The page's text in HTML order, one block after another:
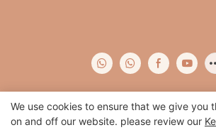
We use cookies to ensure that we give you
on and off our website. please review our